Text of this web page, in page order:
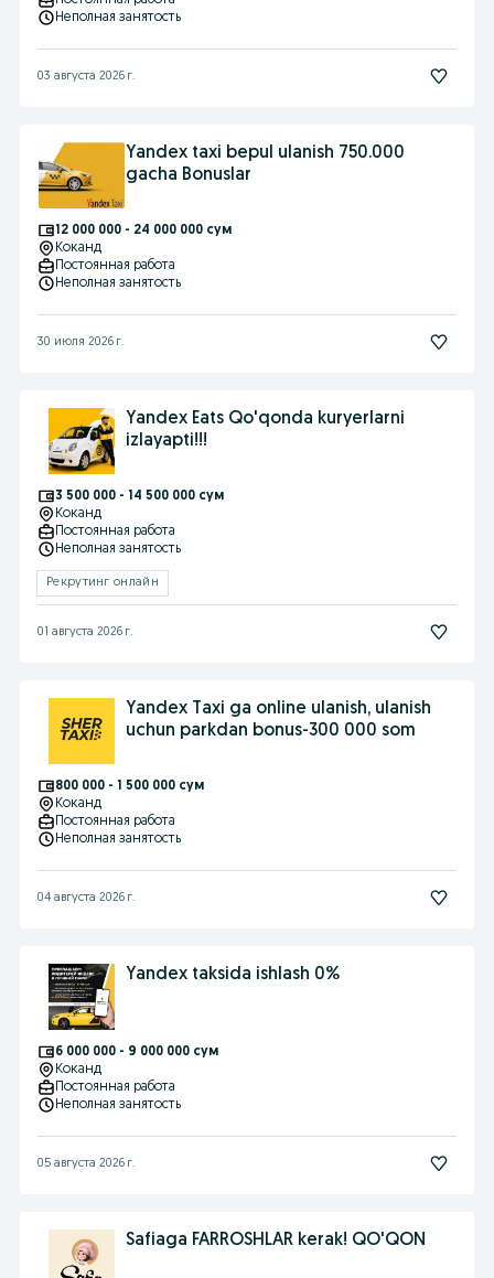
Неполная занятость
03 августа 2026 г.
Yandex taxi bepul ulanish 750.000
gacha Bonuslar
12 000 000 - 24 000 000 сум
Коканд
Постоянная работа
Неполная занятость
30 июля 2026 г.
Yandex Eats Qo'qonda kuryerlarni
izlayapti!!!
3 500 000 - 14 500 000 сум
Коканд
Постоянная работа
Неполная занятость
Рекрутинг онлайн
01 августа 2026 г.
Yandex Taxi ga online ulanish, ulanish
uchun parkdan bonus-300 000 som
800 000 - 1 500 000 сум
Коканд
Постоянная работа
Неполная занятость
04 августа 2026 г.
Yandex taksida ishlash 0%
6 000 000 - 9 000 000 сум
Коканд
Постоянная работа
Неполная занятость
05 августа 2026 г.
Safiaga FARROSHLAR kerak! QO'QON